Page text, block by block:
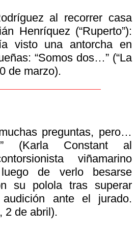
al recorrer casa
Henríquez (“Ruperto”):
visto una antorcha en
“Somos dos…” (“La
de marzo).
preguntas, pero…
(Karla Constant al
viñamarino
de verlo besarse
su polola tras superar
ante el jurado.
2 de abril).